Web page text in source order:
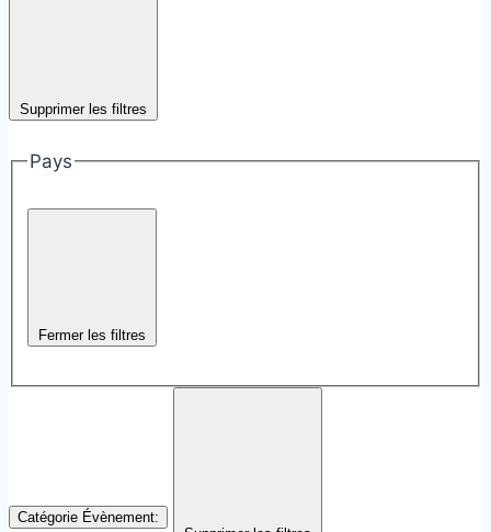
Supprimer les filtres
Pays
Fermer les filtres
Catégorie Évènement: